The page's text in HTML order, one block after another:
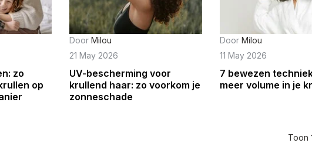
zo
op
Door Milou
21 May 2026
UV-bescherming voor
krullend haar: zo voorkom je
zonneschade
Door Milou
11 May 2026
7 bewezen
meer volume in je
Toon